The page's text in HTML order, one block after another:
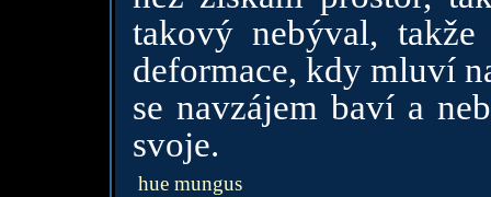
takový nebýval,
deformace, kdy mluví
se navzájem baví a
svoje.
hue mungus